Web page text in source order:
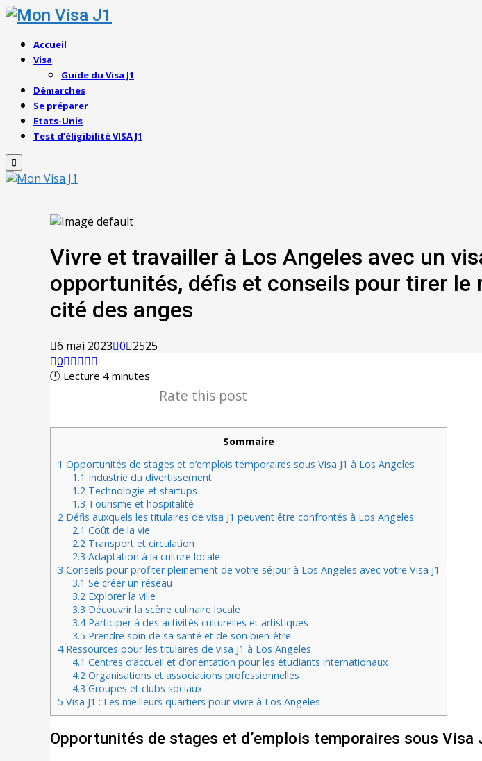
Accueil
Visa
Guide du Visa J1
Démarches
Se préparer
Etats-Unis
Test d’éligibilité VISA J1
Primary
Menu
Vivre et travailler à Los Angeles avec un
opportunités, défis et conseils pour tirer le
cité des anges
6 mai 2023 0 2525
0
🕒 Lecture 4 minutes
Rate this post
Sommaire
1 Opportunités de stages et d’emplois temporaires sous Visa J1 à Los Angeles
1.1 Industrie du divertissement
1.2 Technologie et startups
1.3 Tourisme et hospitalité
2 Défis auxquels les titulaires de visa J1 peuvent être confrontés à Los Angeles
2.1 Coût de la vie
2.2 Transport et circulation
2.3 Adaptation à la culture locale
3 Conseils pour profiter pleinement de votre séjour à Los Angeles avec votre Visa J1
3.1 Se créer un réseau
3.2 Explorer la ville
3.3 Découvrir la scène culinaire locale
3.4Participer à des activités culturelles et artistiques
3.5 Prendre soin de sa santé et de son bien-être
4Ressources pour les titulaires de visa J1 à Los Angeles
4.1 Centres d’accueil et d’orientation pour les étudiants internationaux
4.2 Organisations et associations professionnelles
4.3 Groupes et clubs sociaux
5 Visa J1 : Les meilleurs quartiers pour vivre à Los Angeles
Opportunités de stages et d’emplois temporaires sous Visa